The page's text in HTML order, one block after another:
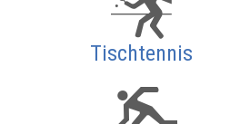
Tischtennis